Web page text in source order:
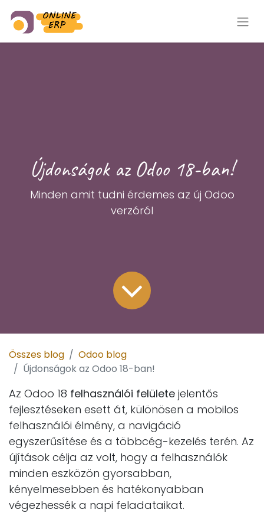
Újdonságok az Odoo 18-ban!
Minden amit tudni érdemes az új Odoo
verzóról
Összes blog
Odoo blog
Újdonságok az Odoo 18-ban!
Az Odoo 18 felhasználói felülete jelentős
fejlesztéseken esett át, különösen a mobilos
felhasználói élmény, a navigáció
egyszerűsítése és a többcég-kezelés terén. Az
újítások célja az volt, hogy a felhasználók
minden eszközön gyorsabban,
kényelmesebben és hatékonyabban
végezhessék a napi feladataikat.